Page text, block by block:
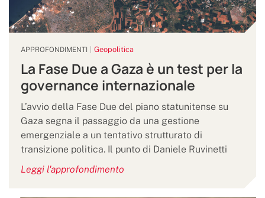
APPROFONDIMENTI Geopolitica
La Fase Due a Gaza è un test per la
governance internazionale
L’avvio della Fase Due del piano statunitense su
Gaza segna il passaggio da una gestione
emergenziale a un tentativo strutturato di
transizione politica. Il punto di Daniele Ruvinetti
Leggi l'approfondimento